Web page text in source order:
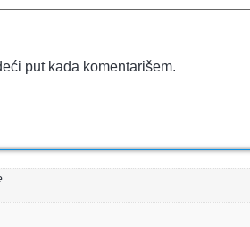
put kada komentarišem.